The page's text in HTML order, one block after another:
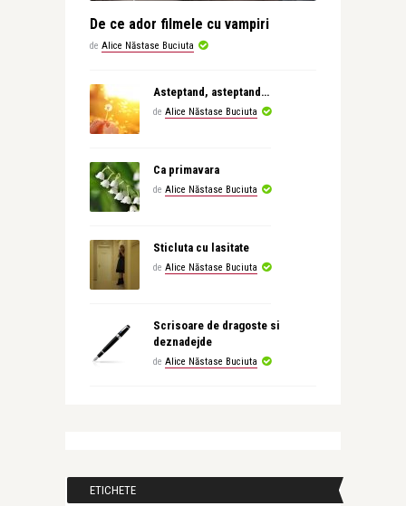
De ce ador filmele cu vampiri
de Alice Năstase Buciuta
Asteptand, asteptand…
de Alice Năstase Buciuta
Ca primavara
de Alice Năstase Buciuta
Sticluta cu lasitate
de Alice Năstase Buciuta
Scrisoare de dragoste si
deznadejde
de Alice Năstase Buciuta
ETICHETE